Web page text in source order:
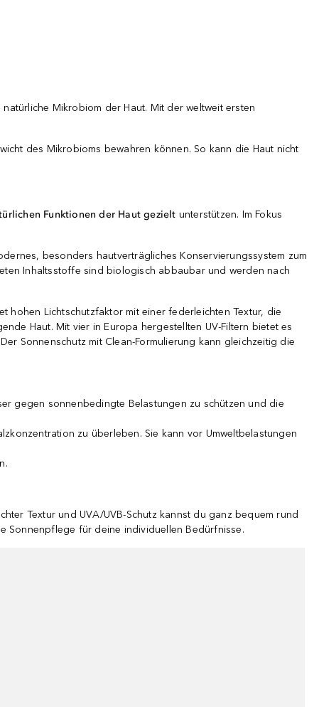
Mikrobiom der Haut. Mit der weltweit ersten
des Mikrobioms bewahren können. So kann die Haut nicht
Funktionen der Haut gezielt unterstützen. Im Fokus
besonders hautverträgliches Konservierungssystem zum
Inhaltsstoffe sind biologisch abbaubar und werden nach
hohen Lichtschutzfaktor mit einer federleichten Textur, die
Haut. Mit vier in Europa hergestellten UV-Filtern bietet es
Sonnenschutz mit Clean-Formulierung kann gleichzeitig die
gegen sonnenbedingte Belastungen zu schützen und die
zu überleben. Sie kann vor Umweltbelastungen
Textur und UVA/UVB-Schutz kannst du ganz bequem rund
Sonnenpflege für deine individuellen Bedürfnisse.